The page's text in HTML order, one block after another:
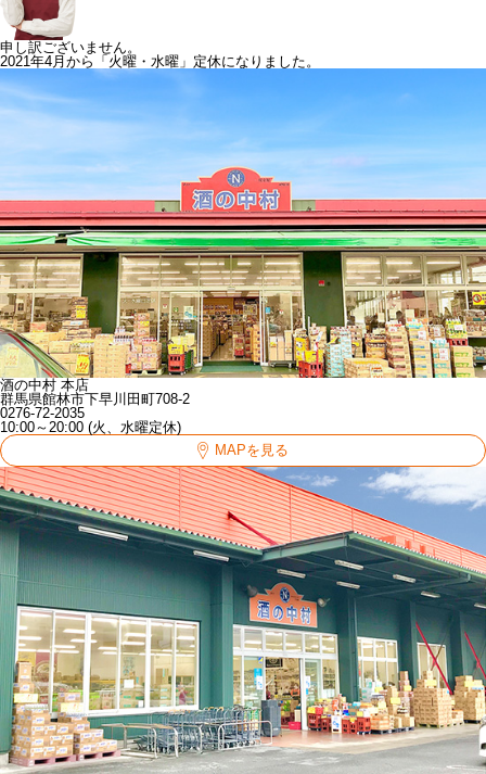
申し訳ございません。
2021年4月から「火曜・水曜」定休になりました。
酒の中村 本店
群馬県館林市下早川田町708-2
0276-72-2035
10:00～20:00 (火、水曜定休)
MAPを見る